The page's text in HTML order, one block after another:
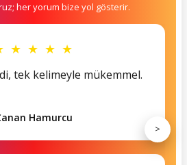
her yorum bize yol gösterir.
★ ★ ★ ★
tek kelimeyle mükemmel.
Hamurcu
>